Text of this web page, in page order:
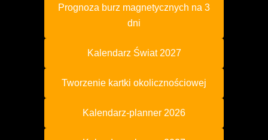
Prognoza burz magnetycznych na 3
dni
Kalendarz Świat 2027
Tworzenie kartki okolicznościowej
Kalendarz-planner 2026